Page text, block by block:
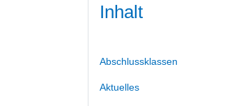
Inhalt
Abschlussklassen
Aktuelles